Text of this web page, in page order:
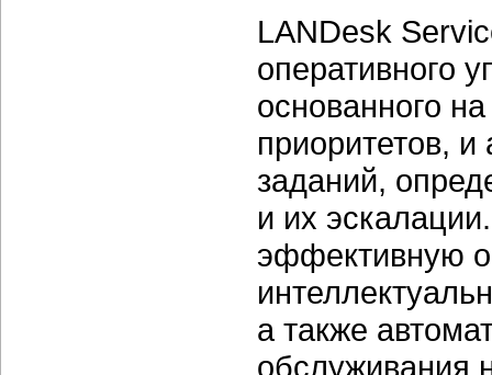
LANDesk
оперативного
основанного
приоритетов,
заданий,
и их
эффективную
а также
обслуживания